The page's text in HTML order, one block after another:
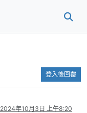
登入後回覆
2024年10月3日 上午8:20